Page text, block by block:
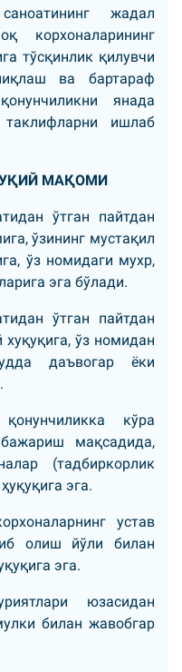
жадал
корхоналарининг
тўсқинлик қилувчи
ва бартараф
янада
ишлаб
МАҚОМИ
ўтган пайтдан
ўзининг мустақил
ўз номидаги мухр,
эга бўлади.
ўтган пайтдан
ўз номидан
даъвогар ёки
кўра
мақсадида,
(тадбиркорлик
эга.
устав
олиш йўли билан
эга.
юзасидан
билан жавобгар